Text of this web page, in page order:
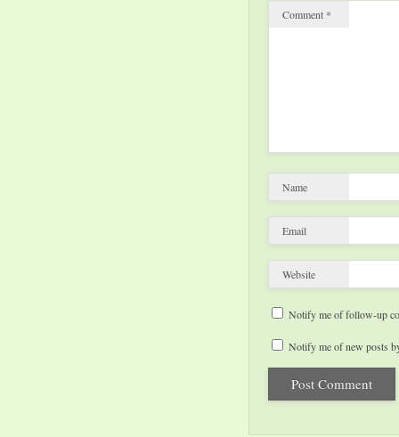
Comment *
Name
Email
Website
Notify me of follow-up
Notify me of new posts